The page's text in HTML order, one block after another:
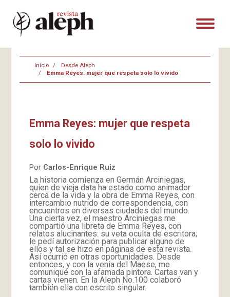
Inicio
Desde Aleph
Emma Reyes: mujer que respeta solo lo vivido
Emma Reyes: mujer que respeta
solo lo vivido
Por Carlos-Enrique Ruiz
La historia comienza en Germán Arciniegas,
quien de vieja data ha estado como animador
cerca de la vida y la obra de Emma Reyes, con
intercambio nutrido de correspondencia, con
encuentros en diversas ciudades del mundo.
Una cierta vez, el maestro Arciniegas me
compartió una libreta de Emma Reyes, con
relatos alucinantes: su veta oculta de escritora;
le pedí autorización para publicar alguno de
ellos y tal se hizo en páginas de esta revista.
Así ocurrió en otras oportunidades. Desde
entonces, y con la venia del Maese, me
comuniqué con la afamada pintora. Cartas van y
cartas vienen. En la Aleph No.100 colaboró
también ella con escrito singular.